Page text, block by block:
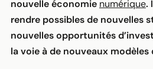
nouvelle économie numérique.
rendre possibles de nouvelles
nouvelles opportunités
la voie à de nouveaux modèles